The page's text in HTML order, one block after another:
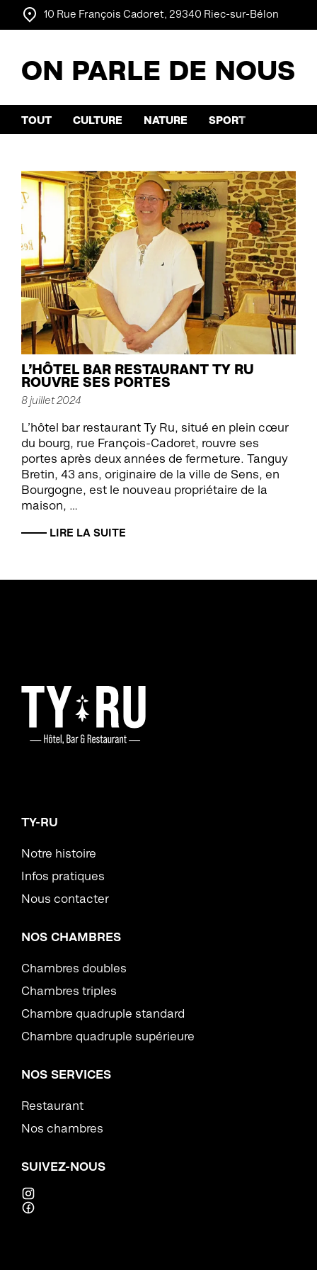
10 Rue François Cadoret, 29340 Riec-sur-Bélon
ON PARLE DE NOUS
TOUT CULTURE NATURE SPORT
L’HÔTEL BAR RESTAURANT TY RU
ROUVRE SES PORTES
8 juillet 2024
L’hôtel bar restaurant Ty Ru, situé en plein cœur
du bourg, rue François-Cadoret, rouvre ses
portes après deux années de fermeture. Tanguy
Bretin, 43 ans, originaire de la ville de Sens, en
Bourgogne, est le nouveau propriétaire de la
maison, …
LIRE LA SUITE
TY-RU
Notre histoire
Infos pratiques
Nous contacter
NOS CHAMBRES
Chambres doubles
Chambres triples
Chambre quadruple standard
Chambre quadruple supérieure
NOS SERVICES
Restaurant
Nos chambres
SUIVEZ-NOUS